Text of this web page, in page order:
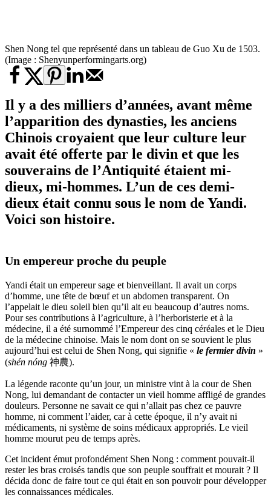
Shen Nong tel que représenté dans un tableau de Guo Xu de 1503.
(Image : Shenyunperformingarts.org)
Il y a des milliers d’années, avant même
l’apparition des dynasties, les anciens
Chinois croyaient que leur culture leur
avait été offerte par le divin et que les
souverains de l’Antiquité étaient mi-
dieux, mi-hommes. L’un de ces demi-
dieux était connu sous le nom de Yandi.
Voici son histoire.
Un empereur proche du peuple
Yandi était un empereur sage et bienveillant. Il avait un corps
d’homme, une tête de bœuf et un abdomen transparent. On
l’appelait le dieu soleil bien qu’il ait eu beaucoup d’autres noms.
Pour ses contributions à l’agriculture, à l’herboristerie et à la
médecine, il a été surnommé l’Empereur des cinq céréales et le Dieu
de la médecine chinoise. Mais le nom dont on se souvient le plus
aujourd’hui est celui de Shen Nong, qui signifie « le fermier divin »
(shén nóng 神農).
La légende raconte qu’un jour, un ministre vint à la cour de Shen
Nong, lui demandant de contacter un vieil homme affligé de grandes
douleurs. Personne ne savait ce qui n’allait pas chez ce pauvre
homme, ni comment l’aider, car à cette époque, il n’y avait ni
médicaments, ni système de soins médicaux appropriés. Le vieil
homme mourut peu de temps après.
Cet incident émut profondément Shen Nong : comment pouvait-il
rester les bras croisés tandis que son peuple souffrait et mourait ? Il
décida donc de faire tout ce qui était en son pouvoir pour développer
les connaissances médicales.